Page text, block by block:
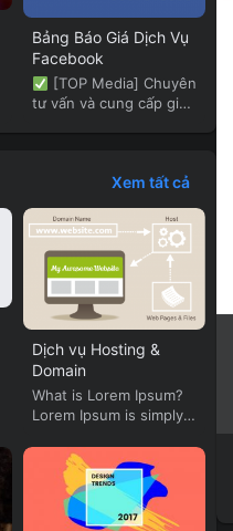
Bảng Báo Giá Dịch Vụ
Facebook
[TOP Media] Chuyên
tư vấn và cung cấp giải
Xem tất cả
Dịch vụ Hosting &
Domain
What is Lorem Ipsum?
Lorem Ipsum is simply